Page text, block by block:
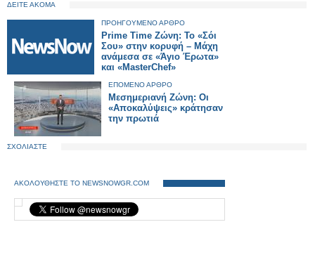
ΔΕΙΤΕ ΑΚΟΜΑ
ΠΡΟΗΓΟΥΜΕΝΟ ΑΡΘΡΟ
Prime Time Ζώνη: Το «Σόι
Σου» στην κορυφή – Μάχη
ανάμεσα σε «Άγιο Έρωτα»
και «MasterChef»
ΕΠΟΜΕΝΟ ΑΡΘΡΟ
Μεσημεριανή Ζώνη: Οι
«Αποκαλύψεις» κράτησαν
την πρωτιά
ΣΧΟΛΙΑΣΤΕ
ΑΚΟΛΟΥΘΗΣΤΕ ΤΟ NEWSNOWGR.COM